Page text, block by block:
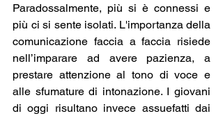
Paradossalmente, più si è connessi e
più ci si sente isolati. L'importanza della
comunicazione faccia a faccia risiede
nell’imparare ad avere pazienza, a
prestare attenzione al tono di voce e
alle sfumature di intonazione. I giovani
di oggi risultano invece assuefatti dai